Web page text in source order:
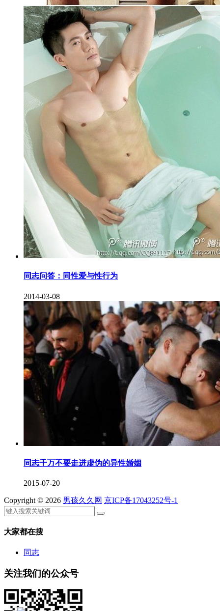
同志问答：同性爱与性行为
2014-03-08
同志千万不要走进虚伪的异性婚姻
2015-07-20
Copyright © 2026 男孩久久网 京ICP备17043252号-1
大家都在搜
同志
关注我们的公众号